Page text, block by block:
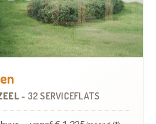
- 32 SERVICEFLATS